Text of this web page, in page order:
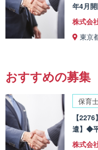
年4月
株式会
東京
おすすめの募集
保育
【
遣】◆
株式会